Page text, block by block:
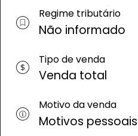
Regime tributário
Não informado
Tipo de venda
Venda total
Motivo da venda
Motivos pessoais